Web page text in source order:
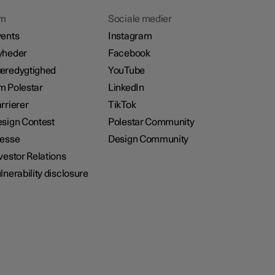
Polestar
Contest
Relations
disclosure
Sociale medier
Instagram
Facebook
YouTube
LinkedIn
TikTok
Polestar Community
Design Community